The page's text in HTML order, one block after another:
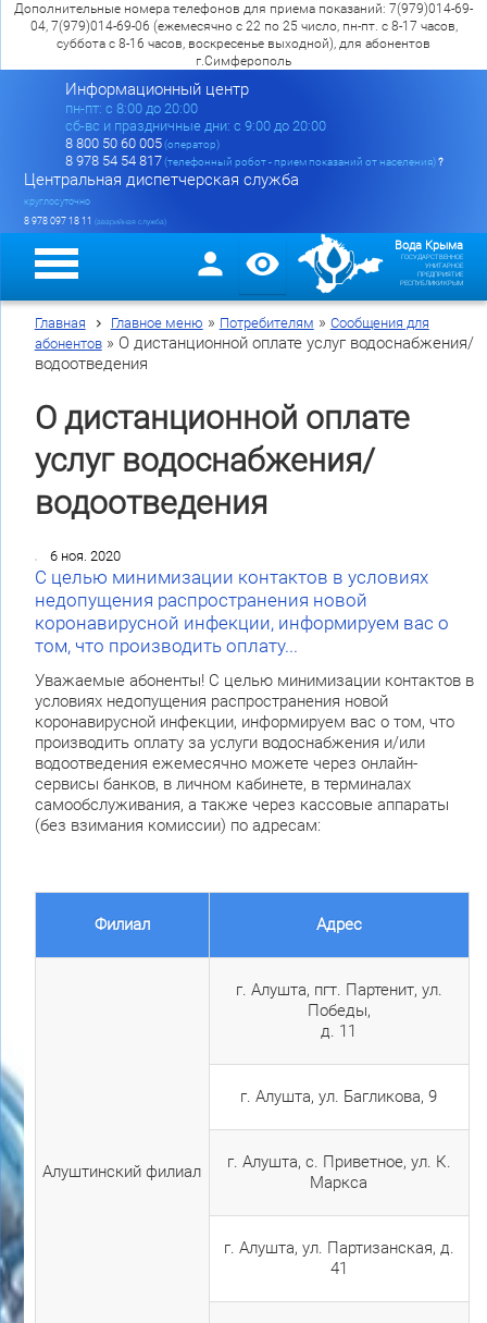
Дополнительные номера телефонов для приема показаний: 7(979)014-69-
04, 7(979)014-69-06 (ежемесячно с 22 по 25 число, пн-пт. с 8-17 часов,
суббота с 8-16 часов, воскресенье выходной), для абонентов
г.Симферополь
Информационный центр
пн-пт: c 8:00 до 20:00
сб-вс и праздничные дни: с 9:00 до 20:00
8 800 50 60 005(оператор)
8 978 54 54 817(телефонный робот - прием показаний от населения)?
Центральная диспетчерская служба
круглосуточно
8 978 097 18 11 (аварийная служба)
Вода Крыма
ГОСУДАРСТВЕННОЕ
УНИТАРНОЕ
ПРЕДПРИЯТИЕ
РЕСПУБЛИКИ КРЫМ
Главная Главное меню » Потребителям » Сообщения для
абонентов» О дистанционной оплате услуг водоснабжения/
водоотведения
О дистанционной оплате
услуг водоснабжения/
водоотведения
6 ноя. 2020
С целью минимизации контактов в условиях
недопущения распространения новой
коронавирусной инфекции, информируем вас о
том, что производить оплату...
Уважаемые абоненты! С целью минимизации контактов в
условиях недопущения распространения новой
коронавирусной инфекции, информируем вас о том, что
производить оплату за услуги водоснабжения и/или
водоотведения ежемесячно можете через онлайн-
сервисы банков, в личном кабинете, в терминалах
самообслуживания, а также через кассовые аппараты
(без взимания комиссии) по адресам:
Филиал Адрес
Алуштинский филиал
г. Алушта, пгт. Партенит, ул.
Победы,
д. 11
г. Алушта, ул. Багликова, 9
г. Алушта, с. Приветное, ул. К.
Маркса
г. Алушта, ул. Партизанская, д.
41